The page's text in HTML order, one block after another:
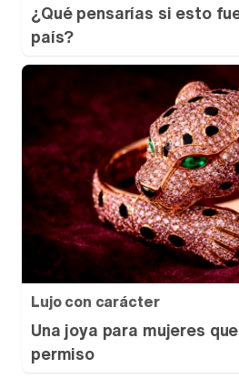
¿Qué pensarías si esto
país?
Lujo con carácter
Una joya para mujeres
permiso